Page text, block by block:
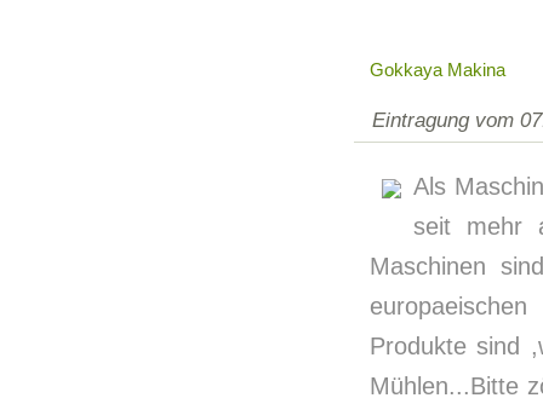
Gokkaya Makina
Eintragung vom
Als
seit mehr
Maschinen
Produkte sind
Mühlen...Bitte